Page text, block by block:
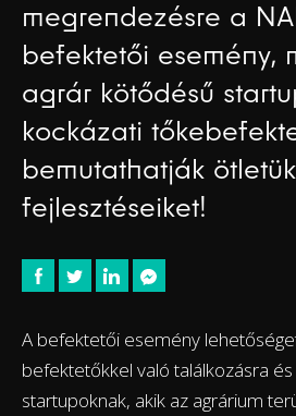
megrendezésre a
befektetői esemény,
agrár kötődésű
kockázati
bemutathatják
fejlesztéseiket!
A befektetői esemény
befektetőkkel való találkozásra
startupoknak, akik az agrárium